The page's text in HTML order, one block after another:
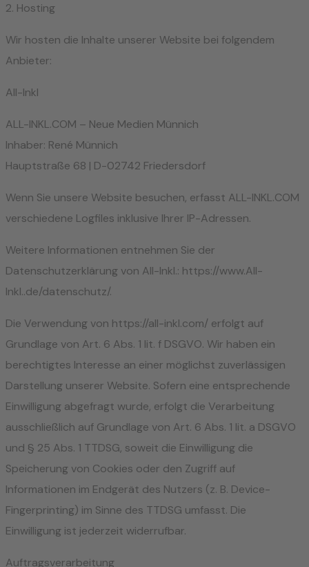
2. Hosting
Wir hosten die Inhalte unserer Website bei folgendem
Anbieter:
All-Inkl
ALL-INKL.COM – Neue Medien Münnich
Inhaber: René Münnich
Hauptstraße 68 | D-02742 Friedersdorf
Wenn Sie unsere Website besuchen, erfasst ALL-INKL.COM
verschiedene Logfiles inklusive Ihrer IP-Adressen.
Weitere Informationen entnehmen Sie der
Datenschutzerklärung von All-Inkl.: https://www.All-
Inkl..de/datenschutz/.
Die Verwendung von https://all-inkl.com/ erfolgt auf
Grundlage von Art. 6 Abs. 1 lit. f DSGVO. Wir haben ein
berechtigtes Interesse an einer möglichst zuverlässigen
Darstellung unserer Website. Sofern eine entsprechende
Einwilligung abgefragt wurde, erfolgt die Verarbeitung
ausschließlich auf Grundlage von Art. 6 Abs. 1 lit. a DSGVO
und § 25 Abs. 1 TTDSG, soweit die Einwilligung die
Speicherung von Cookies oder den Zugriff auf
Informationen im Endgerät des Nutzers (z. B. Device-
Fingerprinting) im Sinne des TTDSG umfasst. Die
Einwilligung ist jederzeit widerrufbar.
Auftragsverarbeitung